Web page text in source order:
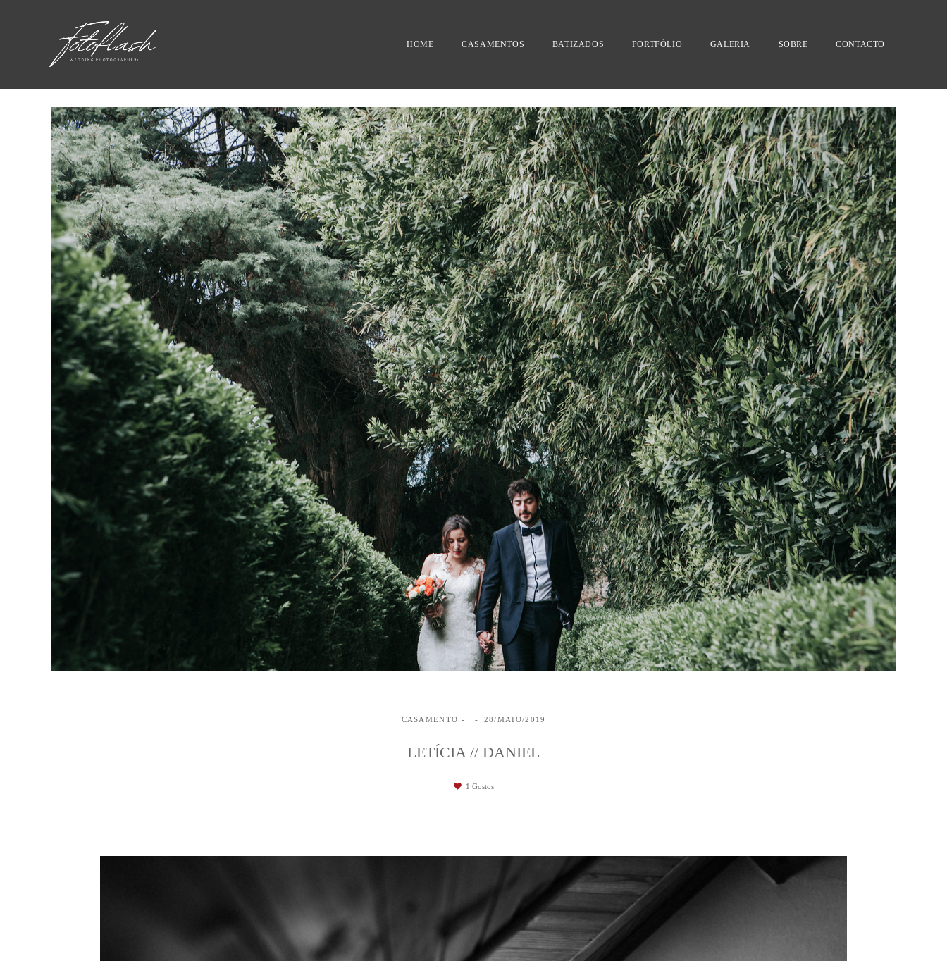
HOME CASAMENTOS BATIZADOS PORTFÓLIO GALERIA SOBRE CONTACTO
CASAMENTO 28/MAIO/2019
LETÍCIA // DANIEL
1 Gostos